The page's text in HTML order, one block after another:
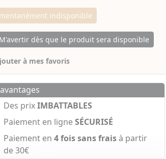
indisponible
M'avertir dès que le produit sera disponible
à mes favoris
Des prixIMBATTABLES
Paiement en ligneSÉCURISÉ
Paiement en 4 fois sans fraisà partir
de 30€